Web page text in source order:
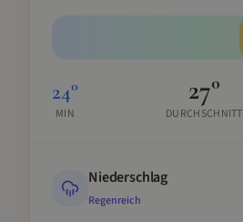
24°
MIN
27°
DURCHSCHNITT
Niederschlag
Regenreich